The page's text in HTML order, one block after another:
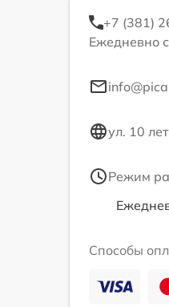
+7 (381)
Ежедневно
ул. 10
Режим
Способы